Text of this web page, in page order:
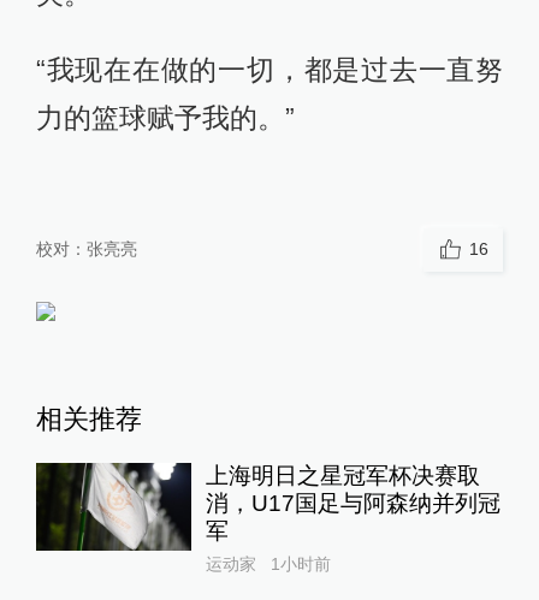
“我现在在做的一切，都是过去一直努
力的篮球赋予我的。”
校对： 张亮亮 16
相关推荐
上海明日之星冠军杯决赛取
消，U17国足与阿森纳并列冠
军
运动家 1小时前